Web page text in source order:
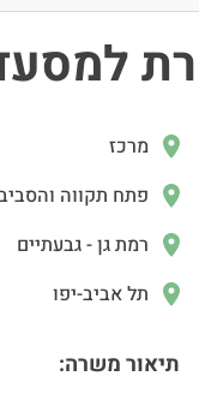
מרכז
פתח תקווה
רמת גן - גבעתיים
תל אביב-יפו
תיאור משרה: